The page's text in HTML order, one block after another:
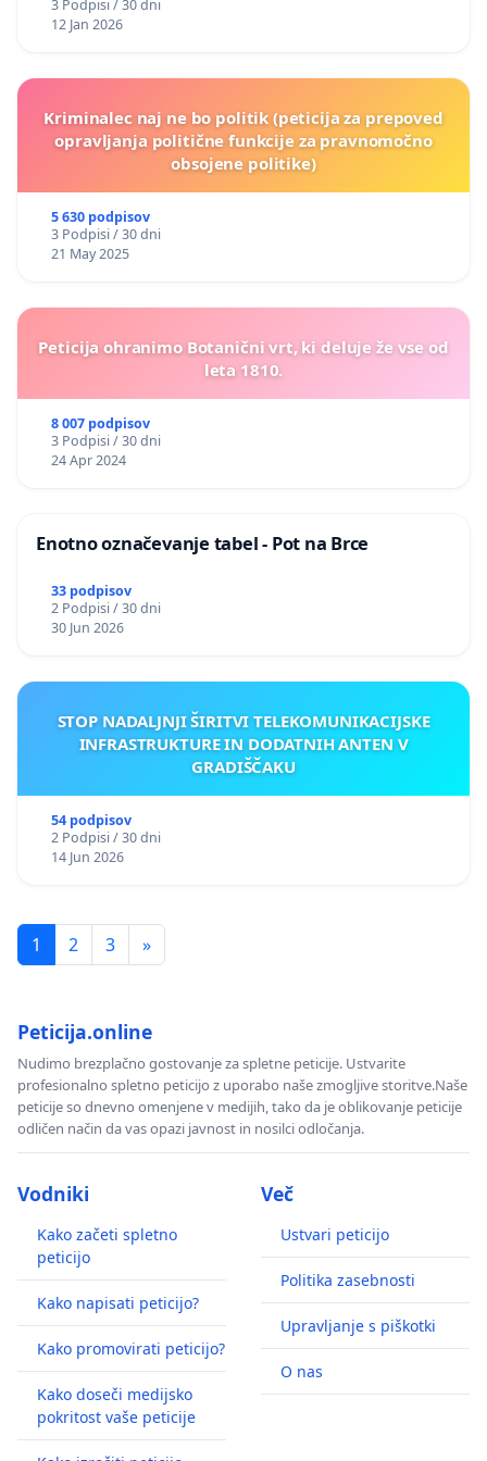
3 Podpisi / 30 dni
12 Jan 2026
Kriminalec naj ne bo politik (peticija za prepoved
opravljanja politične funkcije za pravnomočno
obsojene politike)
5 630 podpisov
3 Podpisi / 30 dni
21 May 2025
Peticija ohranimo Botanični vrt, ki deluje že vse od
leta 1810.
8 007 podpisov
3 Podpisi / 30 dni
24 Apr 2024
Enotno označevanje tabel - Pot na Brce
33 podpisov
2 Podpisi / 30 dni
30 Jun 2026
STOP NADALJNJI ŠIRITVI TELEKOMUNIKACIJSKE
INFRASTRUKTURE IN DODATNIH ANTEN V
GRADIŠČAKU
54 podpisov
2 Podpisi / 30 dni
14 Jun 2026
1 2 3 »
Peticija.online
Nudimo brezplačno gostovanje za spletne peticije. Ustvarite
profesionalno spletno peticijo z uporabo naše zmogljive storitve.Naše
peticije so dnevno omenjene v medijih, tako da je oblikovanje peticije
odličen način da vas opazi javnost in nosilci odločanja.
Vodniki
Kako začeti spletno
peticijo
Kako napisati peticijo?
Kako promovirati peticijo?
Kako doseči medijsko
pokritost vaše peticije
Več
Ustvari peticijo
Politika zasebnosti
Upravljanje s piškotki
O nas